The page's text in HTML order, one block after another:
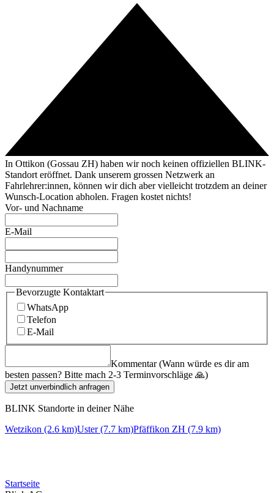
In Ottikon (Gossau ZH) haben wir noch keinen offiziellen BLINK-
Standort eröffnet. Dank unserem grossen Netzwerk an
Fahrlehrer:innen, können wir dich aber vielleicht trotzdem an deiner
Wunsch-Location abholen. Fragen kostet nichts!
Vor- und Nachname
E-Mail
Handynummer
Bevorzugte Kontaktart
WhatsApp
Telefon
E-Mail
Kommentar (Wann würde es dir am
besten passen? Bitte mach 2-3 Terminvorschläge 🙏)
Jetzt unverbindlich anfragen
BLINK Standorte in deiner Nähe
Wetzikon (2.6 km)Uster (7.7 km)Pfäffikon ZH (7.9 km)
Startseite